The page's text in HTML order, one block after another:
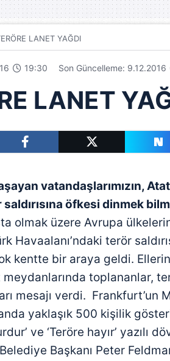
LANET YAĞDI
19:30 Son Güncelleme: 9.12.2016
LANET
vatandaşlarımızın,
saldırısına öfkesi dinmek
olmak üzere Avrupa
Havaalanı’ndaki terör
kentte bir araya geldi.
toplananlar,
mesajı verdi. Frankfurt’un
yaklaşık 500 kişilik
ve ‘Teröre hayır’ yazılı
Başkanı Peter